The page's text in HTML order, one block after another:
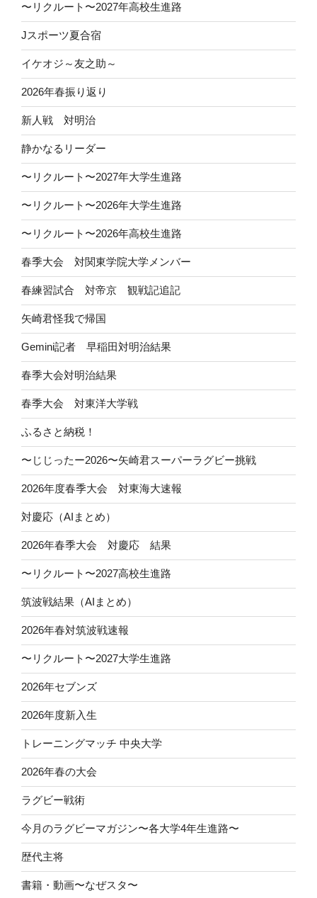
〜リクルート〜2027年高校生進路
Jスポーツ夏合宿
イケオジ～友之助～
2026年春振り返り
新人戦 対明治
静かなるリーダー
〜リクルート〜2027年大学生進路
〜リクルート〜2026年大学生進路
〜リクルート〜2026年高校生進路
春季大会 対関東学院大学メンバー
春練習試合 対帝京 観戦記追記
矢崎君怪我で帰国
Gemini記者 早稲田対明治結果
春季大会対明治結果
春季大会 対東洋大学戦
ふるさと納税！
〜じじったー2026〜矢崎君スーパーラグビー挑戦
2026年度春季大会 対東海大速報
対慶応（AIまとめ）
2026年春季大会 対慶応 結果
〜リクルート〜2027高校生進路
筑波戦結果（AIまとめ）
2026年春対筑波戦速報
〜リクルート〜2027大学生進路
2026年セブンズ
2026年度新入生
トレーニングマッチ 中央大学
2026年春の大会
ラグビー戦術
今月のラグビーマガジン〜各大学4年生進路〜
歴代主将
書籍・動画〜なぜスタ〜